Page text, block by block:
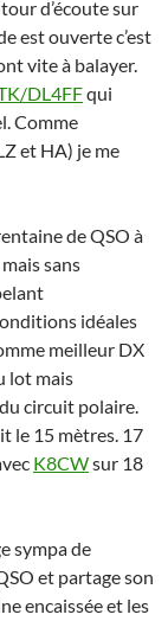
d’écoute sur
est ouverte c’est
vite à balayer.
DL4FFqui
Comme
et HA) je me
de QSO à
sans
idéales
meilleur DX
lot mais
circuit polaire.
le 15 mètres. 17
K8CWsur 18
sympa de
et partage son
encaissée et les